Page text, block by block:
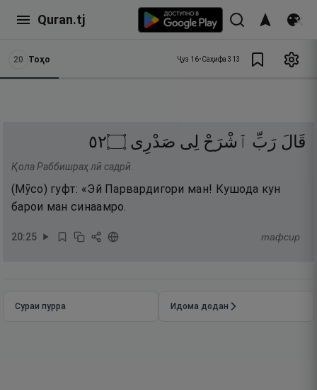
Quran.tj
20 Тоҳо Ҷуз 16•Саҳифа 313
قَالَ رَبِّ ٱشْرَحْ لِى صَدْرِى ۝٢٥
Қола Раббишраҳ лӣ садрӣ.
(Мӯсо) гуфт: «Эй Парвардигори ман! Кушода кун
барои ман синаамро.
20:25 тафсир
Сураи пурра Идома додан